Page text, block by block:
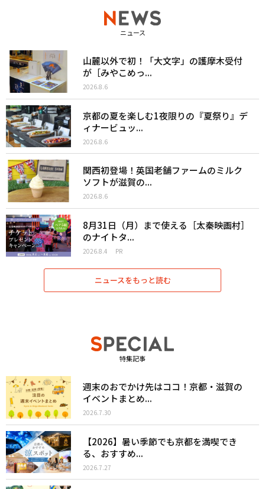
ニュース
山麓以外で初！「大文字」の護摩木受付
が［みやこめっ...
2026.8.6
京都の夏を楽しむ1夜限りの『夏祭り』デ
ィナービュッ...
2026.8.6
関西初登場！英国老舗ファームのミルク
ソフトが滋賀の...
2026.8.6
8月31日（月）まで使える［太秦映画村］
のナイトタ...
2026.8.4 PR
ニュースをもっと読む
特集記事
週末のおでかけ先はココ！京都・滋賀の
イベントまとめ...
2026.7.30
【2026】暑い季節でも京都を満喫でき
る、おすすめ...
2026.7.27